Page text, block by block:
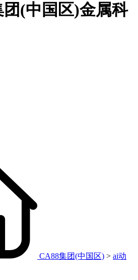
(中国区)金属科
CA88集团(中国区) > ai动